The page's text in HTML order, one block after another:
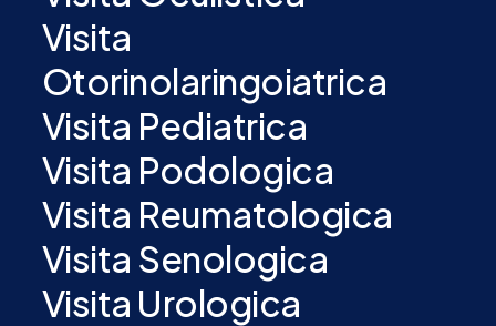
Visita
Otorinolaringoiatrica
Visita Pediatrica
Visita Podologica
Visita Reumatologica
Visita Senologica
Visita Urologica